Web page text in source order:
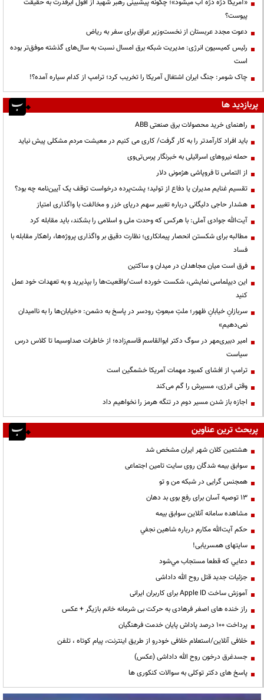
«آمریکا ذرّه ذرّه آب میشود»؛ چگونه پیشبینی رهبر شهید از افول ابرقدرت به حقیقت
پیوست؟
دعوت مجدد عربستان از نخست‌وزیر عراق برای سفر به ریاض
رئیس کمیسیون انرژی: مدیریت شبکه برق امسال نسبت به سال‌های گذشته موفق‌تر بوده
است
چاک شومر: جنگ ایران اشتغال آمریکا را تخریب کرد؛ ترامپ از کدام سیاره آمده؟!
پربازدید ها
راهنمای خرید محصولات برق صنعتی ABB
باید افراد کارآمدتر را به کار گرفت/ کاری می کنیم در معیشت مردم مشکلی پیش نیاید
حمله نیروهای اسرائیلی به خبرنگار پرس‌تی‌وی
از التماس تا فروپاشی هژمونی دلار
تقسیم غنایم مدیران یا دفاع از تولید؛ پشت‌پرده درخواست توقف یک آیین‌نامه چه بود؟
هشدار حاجی دلیگانی درباره تغییر سهم دریای خزر و مخالفت با واگذاری امتیاز
آیت‌الله جوادی آملی: با هرکس که وحدت ملی و اسلامی را بشکند، باید مقابله کرد
مطالبه برای شکستن انحصار پیمانکاری؛ نظارت دقیق بر واگذاری پروژه‌ها، راهکار مقابله با
فساد
فرق است میان مجاهدان در میدان و ساکتین
این دیپلماسی نمایشی، شکست خورده است/واقعیت‌ها را بپذیرید و به تعهدات خود عمل
کنید
سربازانِ خیابانِ ظهور؛ ملتِ مبعوثِ رودسر در پاسخ به دشمن: «خیابان‌ها را به ناامیدان
نمی‌دهیم»
امیر دبیری‌مهر در سوگ دکتر ابوالقاسم قاسم‌زاده؛ از خاطرات صداوسیما تا کلاس درس
سیاست
ترامپ از افشای کمبود مهمات آمریکا خشمگین است
وقتی انرژی، مسیرش را گم می‌کند
اجازه باز شدن مسیر دوم در تنگه هرمز را نخواهیم داد
پربحث ترین عناوین
هشتمین کلان شهر ایران مشخص شد
سوابق بیمه شدگان روی سایت تامین اجتماعی
همجنس گرایی در شبکه من و تو
13 توصیه آسان برای رفع بوی بد دهان
مشاهده سامانه آنلاين سوابق بیمه
حكم آيت‌الله مكارم درباره شاهين نجفي
سایتهای همسریابی!
دعايي كه قطعا مستجاب مي‌شود
جزئیات جدید قتل روح الله داداشی
آموزش ساخت Apple ID برای کاربران ایرانی
راز خنده های اصغر فرهادی به حرکت بی شرمانه خانم بازیگر + عکس
پرداخت ۱۰۰ درصد پاداش پایان خدمت فرهنگیان
خلافی آنلاین/استعلام خلافی خودرو از طریق اینترنت، پیام کوتاه ، تلفن
جسدغرق درخون روح الله داداشی (عکس)
پاسخ های دکتر توکلی به سوالات کنکوری ها